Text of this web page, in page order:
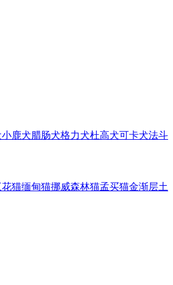
小鹿犬腊肠犬格力犬杜高犬可卡犬法斗
花猫缅甸猫挪威森林猫孟买猫金渐层土